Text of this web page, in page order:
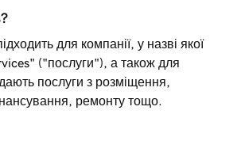
для компанії, у назві якої
("послуги"), а також для
послуги з розміщення,
ремонту тощо.